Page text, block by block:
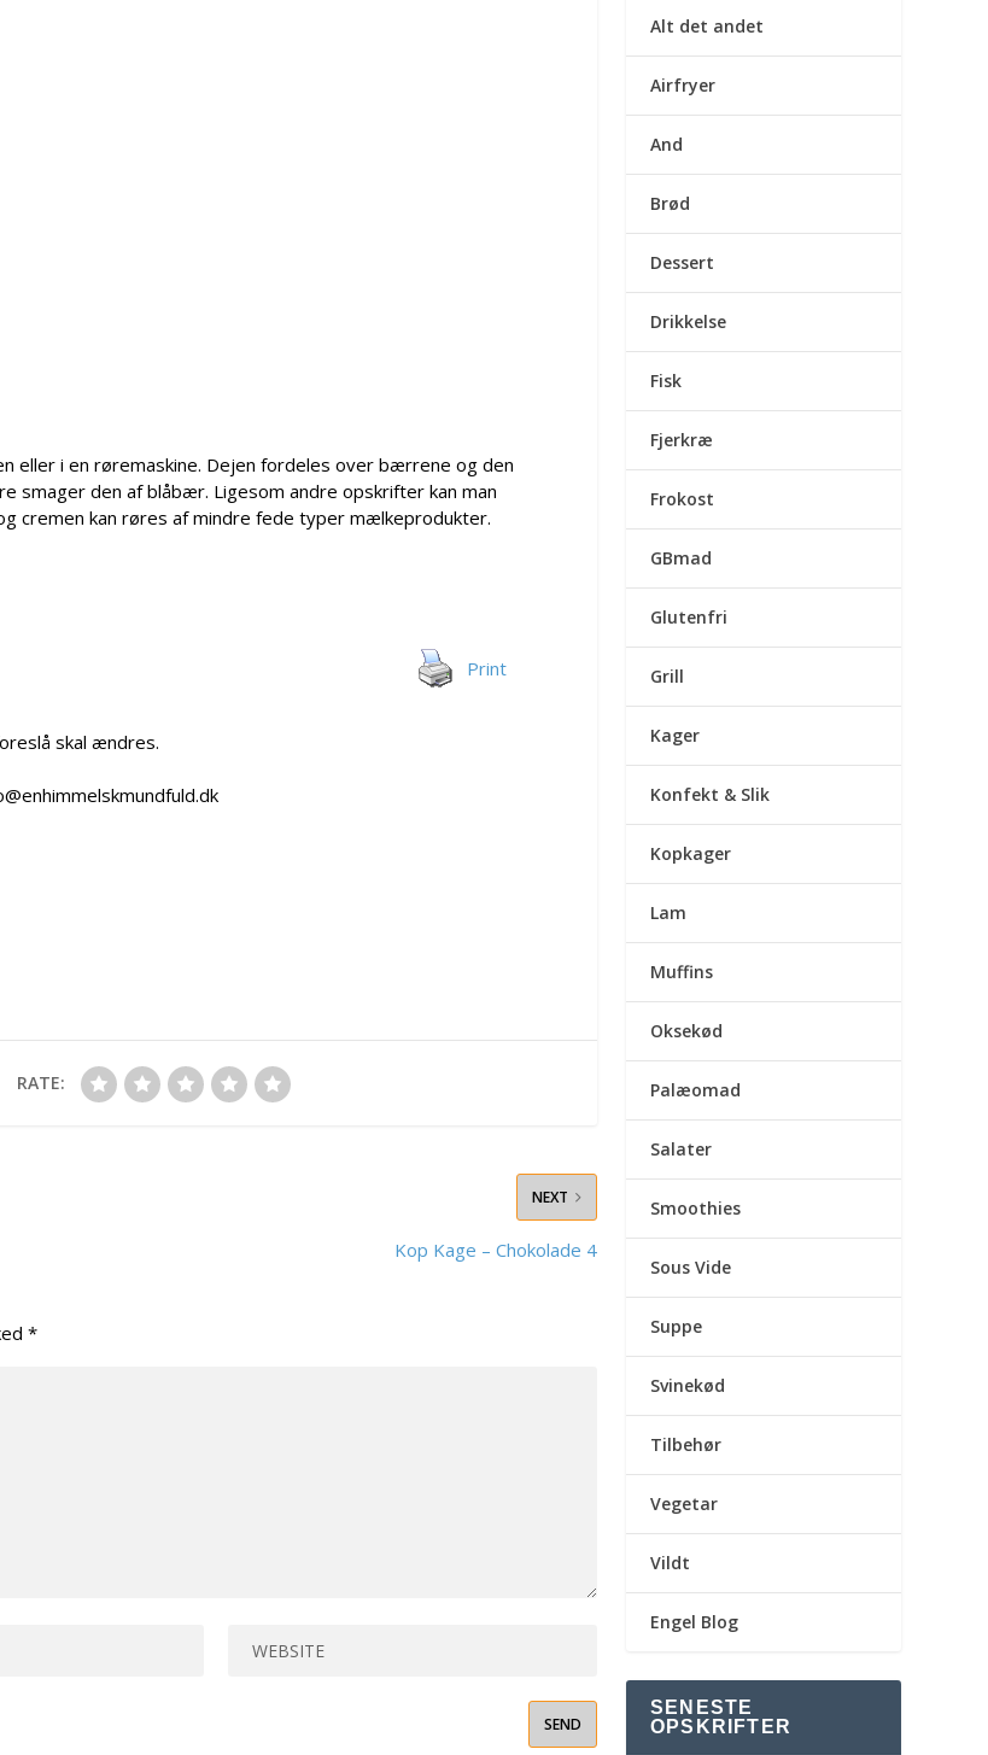
eller i en røremaskine. Dejen fordeles over bærrene og den
smager den af blåbær. Ligesom andre opskrifter kan man
cremen kan røres af mindre fede typer mælkeprodukter.
Print
skal ændres.
RATE:
NEXT
Kop Kage – Chokolade 4
*
Alt det andet
Airfryer
And
Brød
Dessert
Drikkelse
Fisk
Fjerkræ
Frokost
GBmad
Glutenfri
Grill
Kager
Konfekt & Slik
Kopkager
Lam
Muffins
Oksekød
Palæomad
Salater
Smoothies
Sous Vide
Suppe
Svinekød
Tilbehør
Vegetar
Vildt
Engel Blog
SENESTE
OPSKRIFTER